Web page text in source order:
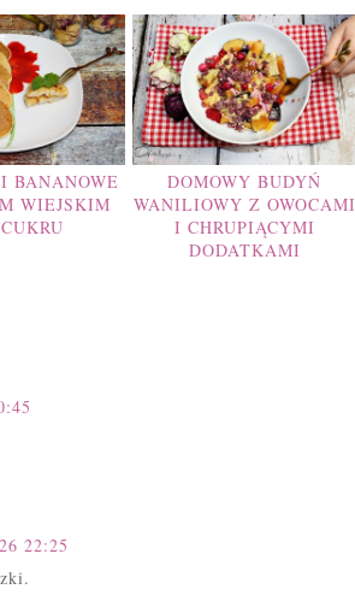
BANANOWE
WIEJSKIM
DOMOWY BUDYŃ
WANILIOWY Z OWOCAMI
I CHRUPIĄCYMI
DODATKAMI
22:25